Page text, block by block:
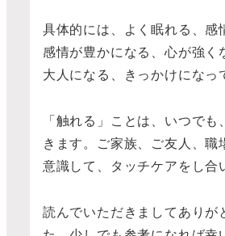
具体的には、よく眠れる、感
感情が豊かになる、心が強く
大人になる、きっかけになっ
「触れる」ことは、いつで
きます。ご家族、ご友人、職
意識して、タッチケアをし合
読んでいただきましてありが